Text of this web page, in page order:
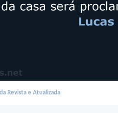
Revista e Atualizada